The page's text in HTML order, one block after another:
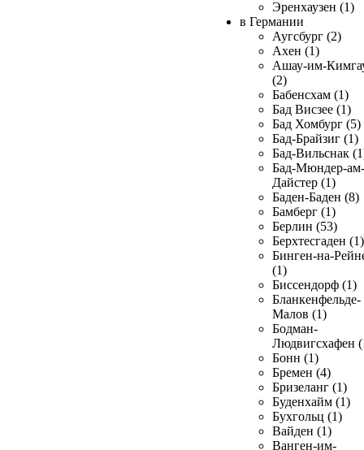
Эренхаузен (1)
в Германии
Аугсбург (2)
Ахен (1)
Ашау-им-
(2)
Бабенсхам (1)
Бад Висзее (1)
Бад Хомбург (5)
Бад-Брайзиг (1)
Бад-Вильснак
Бад-Мюндер-ам-
Дайстер (1)
Баден-Баден (8)
Бамберг (1)
Берлин (53)
Берхтесгаден (1)
Бинген-на-
(1)
Биссендорф (1)
Бланкенфельде-
Малов (1)
Бодман-
Людвигсхафен
Бонн (1)
Бремен (4)
Бризеланг (1)
Буденхайм (1)
Бухгольц (1)
Вайден (1)
Ванген-им-